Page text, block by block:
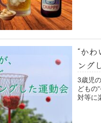
“か
ング
3歳児
どもの
対等に